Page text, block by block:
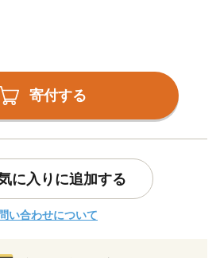
寄付する
に入りに追加する
い合わせについて